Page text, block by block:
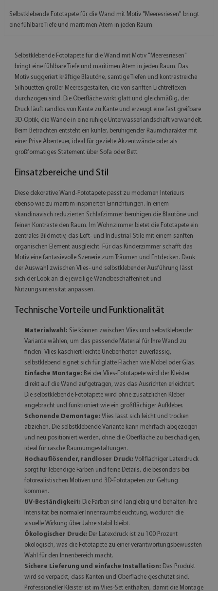
Selbstklebende Fototapete für die Wand mit Motiv "Meeresriesen" bringt
eine fühlbare Tiefe und maritimen Atem in jeden Raum.
Selbstklebende Fototapete für die Wand mit Motiv "Meeresriesen"
bringt eine fühlbare Tiefe und maritimen Atem in jeden Raum. Das
Motiv suggeriert kräftige Blautöne, samtige Tiefen und kontrastreiche
Silhouetten großer Meeresgestalten, die von sanften Lichtreflexen
durchzogen sind. Die Oberfläche wirkt glatt und gleichmäßig, der
Druck läuft randlos von Kante zu Kante und erzeugt eine fast greifbare
3D-Optik, die Wände in eine ruhige Unterwasserlandschaft verwandelt.
Beim Betrachten entsteht ein kühler, beruhigender Raumcharakter mit
einer Prise Abenteuer, ideal für gezielte Akzentwände oder als
großformatiges Statement über Sofa oder Bett.
Einsatzbereiche und Stil
Diese dekorative Wand-Fototapete passt zu modernen Interieurs
ebenso wie zu maritim inspirierten Einrichtungen. In einem
skandinavisch reduzierten Schlafzimmer beruhigen die Blautöne und
feinen Kontraste den Raum. Im Wohnzimmer bietet die Fototapete ein
zentrales Bildmotiv, das Loft- und Industrial-Stile mit einem sanften
organischen Element ausgleicht. Für das Kinderzimmer schafft das
Motiv eine fantasievolle Szenerie zum Träumen und Entdecken. Dank
der Auswahl zwischen Vlies- und selbstklebender Ausführung lässt
sich der Look an die jeweilige Wandbeschaffenheit und
Nutzungsintensität anpassen.
Technische Vorteile und Funktionalität
Materialwahl: Sie können zwischen Vlies und selbstklebender
Variante wählen, um das passende Material für Ihre Wand zu
finden. Vlies kaschiert leichte Unebenheiten zuverlässig,
selbstklebend eignet sich für glatte Flächen wie Möbel oder Glas.
Einfache Montage: Bei der Vlies-Fototapete wird der Kleister
direkt auf die Wand aufgetragen, was das Ausrichten erleichtert.
Die selbstklebende Fototapete wird ohne zusätzlichen Kleber
angebracht und funktioniert wie ein großflächiger Aufkleber.
Schonende Demontage: Vlies lässt sich leicht und trocken
abziehen. Die selbstklebende Variante kann mehrfach abgezogen
und neu positioniert werden, ohne die Oberfläche zu beschädigen,
ideal für rasche Raumumgestaltungen.
Hochauflösender, randloser Druck: Vollflächiger Latexdruck
sorgt für lebendige Farben und feine Details, die besonders bei
fotorealistischen Motiven und 3D-Fototapeten zur Geltung
kommen.
UV-Beständigkeit: Die Farben sind langlebig und behalten ihre
Intensität bei normaler Innenraumbeleuchtung, wodurch die
visuelle Wirkung über Jahre stabil bleibt.
Ökologischer Druck: Der Latexdruck ist zu 100 Prozent
ökologisch, was die Fototapete zu einer verantwortungsbewussten
Wahl für den Innenbereich macht.
Sichere Lieferung und einfache Installation: Das Produkt
wird so verpackt, dass Kanten und Oberfläche geschützt sind.
Professioneller Kleister ist im Vlies-Set enthalten, damit die Montage